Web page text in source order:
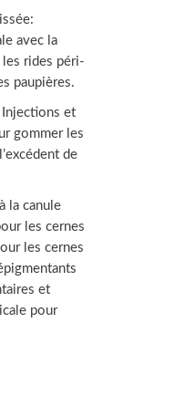
avec la
rides péri-
paupières.
Injections et
gommer les
de
la canule
les cernes
les cernes
et
pour